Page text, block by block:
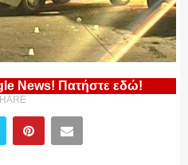
News! Πατήστε εδώ!